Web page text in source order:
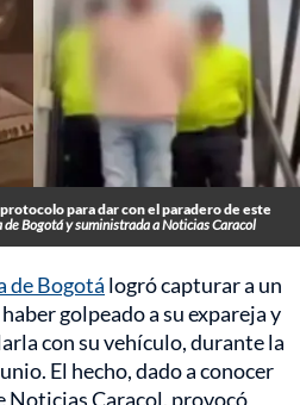
para dar con el paradero de este
Bogotá y suministrada a Noticias Caracol
de Bogotá logró capturar a un
golpeado a su expareja y
con su vehículo, durante la
El hecho, dado a conocer
Noticias Caracol, provocó